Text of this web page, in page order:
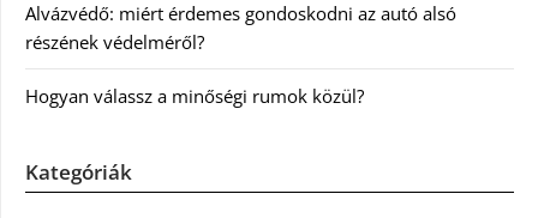
Alvázvédő: miért érdemes gondoskodni az autó alsó
részének védelméről?
Hogyan válassz a minőségi rumok közül?
Kategóriák